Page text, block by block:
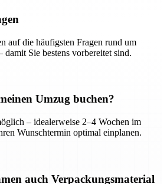
auf die häufigsten Fragen rund um
damit Sie bestens vorbereitet sind.
Umzug buchen?
– idealerweise 2–4 Wochen im
Wunschtermin optimal einplanen.
auch Verpackungsmaterial